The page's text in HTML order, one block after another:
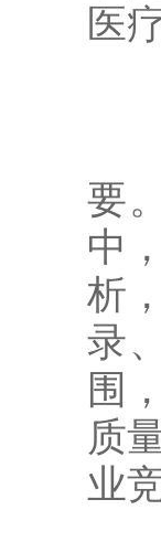
医
要
中
析
录
围
质
业